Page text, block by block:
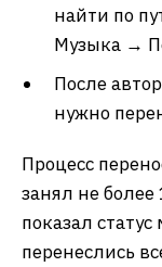
найти по
Музыка →
После
нужно
Процесс
занял не более
показал
перенеслись